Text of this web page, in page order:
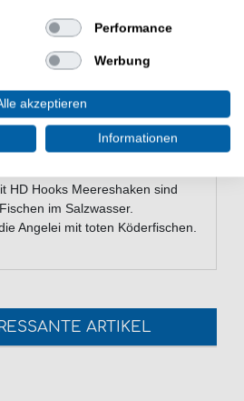
im Salzwasser
scharfe Hakenspitze
Beschichtung
unterschiedliche
Größe
HD Hooks Meereshaken sind
im Salzwasser.
Angelei mit toten Köderfischen.
ARTIKEL
Performance
Werbung
akzeptieren
Informationen